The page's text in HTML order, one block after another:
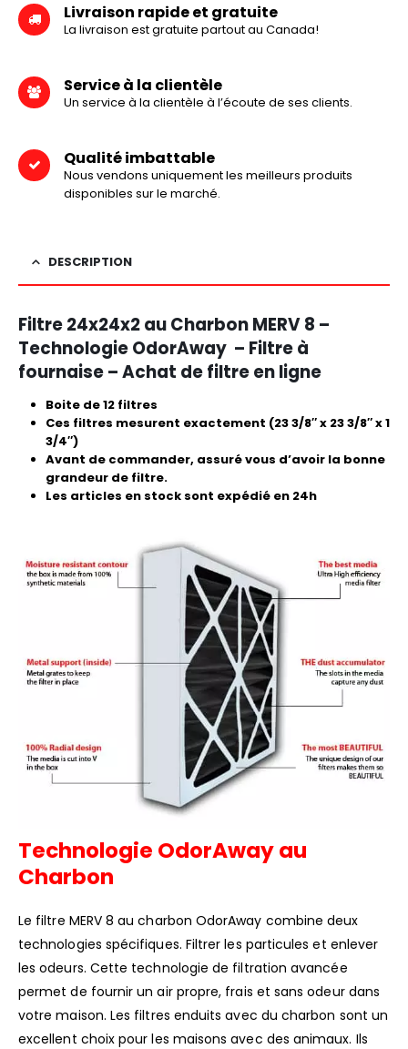
Livraison rapide et gratuite
La livraison est gratuite partout au Canada!
Service à la clientèle
Un service à la clientèle à l’écoute de ses clients.
Qualité imbattable
Nous vendons uniquement les meilleurs produits
disponibles sur le marché.
DESCRIPTION
Filtre 24x24x2 au Charbon MERV 8 –
Technologie OdorAway – Filtre à
fournaise – Achat de filtre en ligne
Boite de 12 filtres
Ces filtres mesurent exactement (23 3/8″ x 23 3/8″ x 1
3/4″)
Avant de commander, assuré vous d’avoir la bonne
grandeur de filtre.
Les articles en stock sont expédié en 24h
Technologie OdorAway au
Charbon
Le filtre MERV 8 au charbon OdorAway combine deux
technologies spécifiques. Filtrer les particules et enlever
les odeurs. Cette technologie de filtration avancée
permet de fournir un air propre, frais et sans odeur dans
votre maison. Les filtres enduits avec du charbon sont un
excellent choix pour les maisons avec des animaux. Ils